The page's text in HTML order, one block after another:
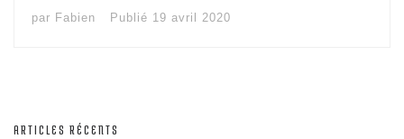
par Fabien Publié 19 avril 2020
ARTICLES RÉCENTS